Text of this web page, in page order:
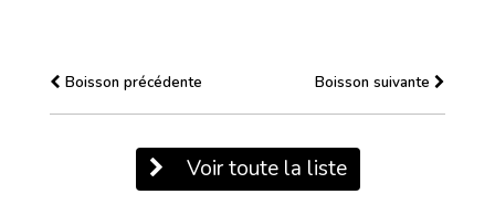
Boisson précédente Boisson suivante
Voir toute la liste